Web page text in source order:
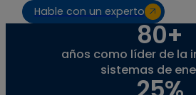
Hable con un experto
80+
años como líder de la
sistemas de